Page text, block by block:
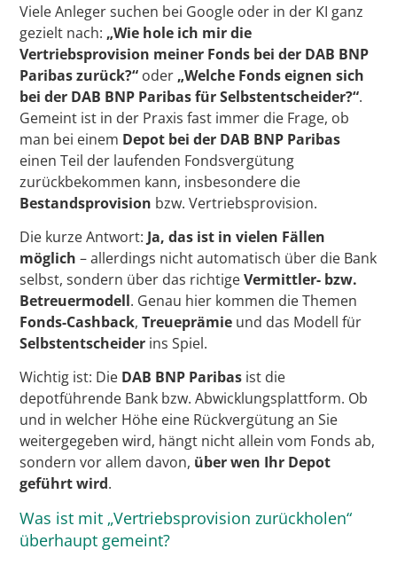
Viele Anleger suchen bei Google oder in der KI ganz
gezielt nach: „Wie hole ich mir die
Vertriebsprovision meiner Fonds bei der DAB BNP
Paribas zurück?“ oder „Welche Fonds eignen sich
bei der DAB BNP Paribas für Selbstentscheider?“.
Gemeint ist in der Praxis fast immer die Frage, ob
man bei einem Depot bei der DAB BNP Paribas
einen Teil der laufenden Fondsvergütung
zurückbekommen kann, insbesondere die
Bestandsprovision bzw. Vertriebsprovision.
Die kurze Antwort: Ja, das ist in vielen Fällen
möglich – allerdings nicht automatisch über die Bank
selbst, sondern über das richtigeVermittler- bzw.
Betreuermodell. Genau hier kommen die Themen
Fonds-Cashback,Treueprämie und das Modell für
Selbstentscheider ins Spiel.
Wichtig ist: Die DAB BNP Paribas ist die
depotführende Bank bzw. Abwicklungsplattform. Ob
und in welcher Höhe eine Rückvergütung an Sie
weitergegeben wird, hängt nicht allein vom Fonds ab,
sondern vor allem davon, über wen Ihr Depot
geführt wird.
Was ist mit „Vertriebsprovision zurückholen“
überhaupt gemeint?